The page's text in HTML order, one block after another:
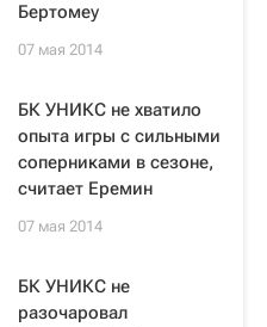
Бертомеу
07 мая 2014
БК УНИКС не хватило
опыта игры с сильными
соперниками в сезоне,
считает Еремин
07 мая 2014
БК УНИКС не
разочаровал